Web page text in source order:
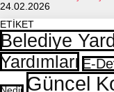
24.02.2026
ETİKET
Belediye
Yardımları E-
Güncel